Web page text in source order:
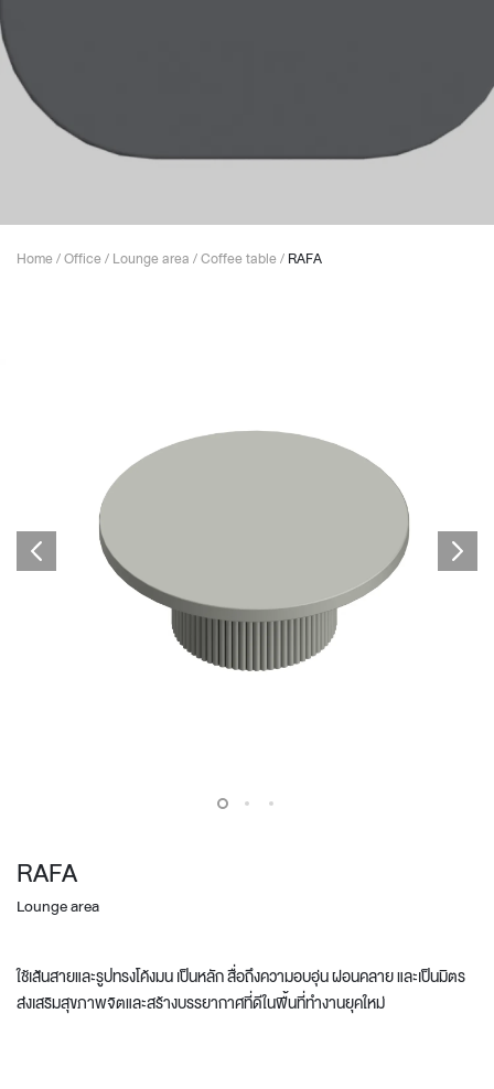
Home/Office/Lounge area/Coffee table/RAFA
RAFA
Lounge area
ใช้เส้นสายและรูปทรงโค้งมน เป็นหลัก สื่อถึงความอบอุ่น ผ่อนคลาย และเป็นมิตร
ส่งเสริมสุขภาพจิตและสร้างบรรยากาศที่ดีในพื้นที่ทำงานยุคใหม่